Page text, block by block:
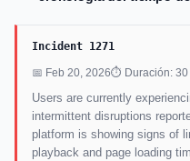
Incident 1271
📅 Feb 20, 2026⏱ Duración: 30
Users are currently
intermittent disruptions
platform is showing signs of
playback and page loading